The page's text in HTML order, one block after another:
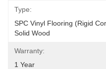
Type:
SPC Vinyl Flooring (Rigid
Solid Wood
Warranty:
1 Year